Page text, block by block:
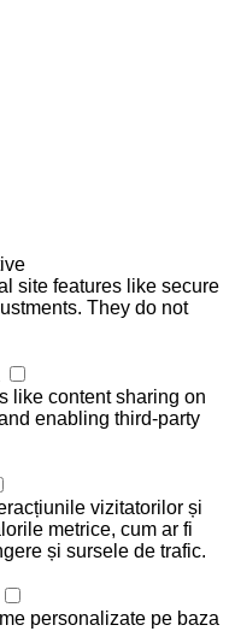
site features like secure
They do not
like content sharing on
enabling third-party
vizitatorilor și
metrice, cum ar fi
și sursele de trafic.
personalizate pe baza